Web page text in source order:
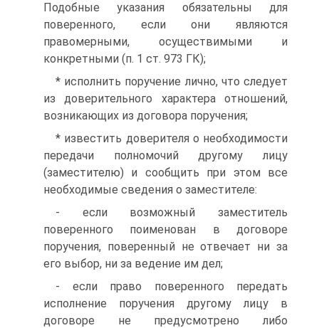
Подобные указания обязательны для
поверенного, если они являются
правомерными, осуществимыми и
конкретными (п. 1 ст. 973 ГК);
* исполнить поручение лично, что следует
из доверительного характера отношений,
возникающих из договора поручения;
* известить доверителя о необходимости
передачи полномочий другому лицу
(заместителю) и сообщить при этом все
необходимые сведения о заместителе:
- если возможный заместитель
поверенного поименован в договоре
поручения, поверенный не отвечает ни за
его выбор, ни за ведение им дел;
- если право поверенного передать
исполнение поручения другому лицу в
договоре не предусмотрено либо